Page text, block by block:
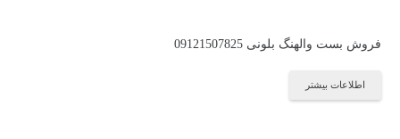
فروش بست والهنگ بلونی 09121507825
اطلاعات بیشتر